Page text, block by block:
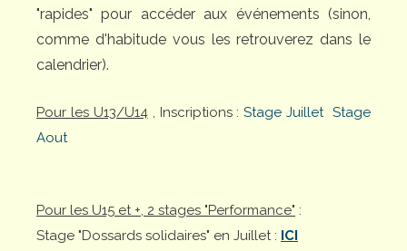
"rapides" pour accéder aux événements (sinon,
comme d'habitude vous les retrouverez dans le
calendrier).
Pour les U13/U14, Inscriptions :Stage Juillet Stage
Aout
Pour les U15 et +, 2 stages "Performance" :
Stage "Dossards solidaires" en Juillet : ICI